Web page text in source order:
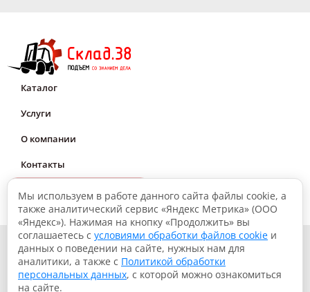
Каталог
Услуги
О компании
Контакты
© 2026, Склад.38: Подъем со знанием дела
Политика конфиденциальности
Согласие на обработку данных
Мы используем в работе данного сайта файлы cookie, а
также аналитический сервис «Яндекс Метрика» (ООО
«Яндекс»). Нажимая на кнопку «Продолжить» вы
соглашаетесь с условиями обработки файлов cookie и
данных о поведении на сайте, нужных нам для
аналитики, а также с Политикой обработки
персональных данных, с которой можно ознакомиться
на сайте.